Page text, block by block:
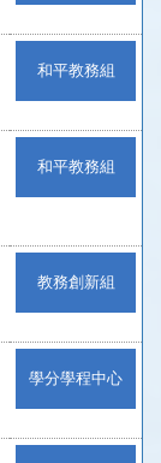
和平教務組
和平教務組
教務創新組
學分學程中心